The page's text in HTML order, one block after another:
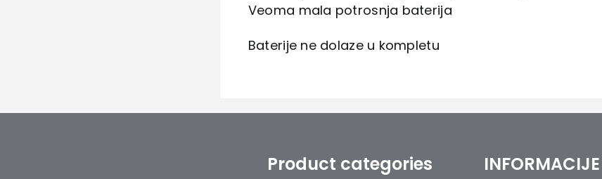
Veoma mala potrosnja baterija
Baterije ne dolaze u kompletu
Product categories INFORMACIJE